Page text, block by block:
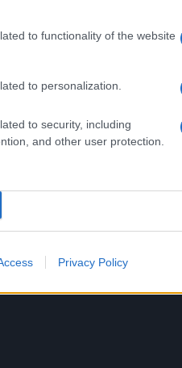
to functionality of the website
to personalization.
to security, including
and other user protection.
Privacy Policy
Giovanni XXIII
Multe per
il limite. Dal 30 marzo
tre ore